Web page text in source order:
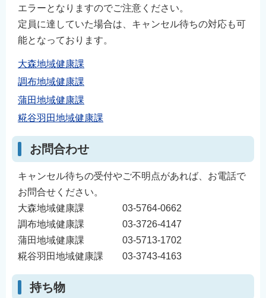
エラーとなりますのでご注意ください。
定員に達していた場合は、キャンセル待ちの対応も可
能となっております。
大森地域健康課
調布地域健康課
蒲田地域健康課
糀谷羽田地域健康課
お問合わせ
キャンセル待ちの受付やご不明点があれば、お電話で
お問合せください。
大森地域健康課 03-5764-0662
調布地域健康課 03-3726-4147
蒲田地域健康課 03-5713-1702
糀谷羽田地域健康課 03-3743-4163
持ち物